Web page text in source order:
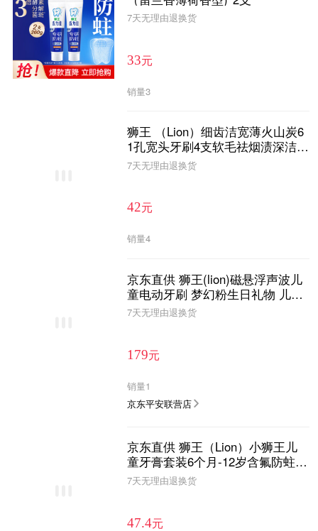
7天无理由退换货
33元
销量3
狮王 （Lion）细齿洁宽薄火山炭6
1孔宽头牙刷4支软毛祛烟渍深洁齿
缝男女适用
7天无理由退换货
42元
销量4
京东直供 狮王(lion)磁悬浮声波儿
童电动牙刷 梦幻粉生日礼物 儿童
礼物礼盒装
7天无理由退换货
179元
销量1
京东平安联营店
京东直供 狮王（Lion）小狮王儿
童牙膏套装6个月-12岁含氟防蛀宝
宝牙膏50g*3支
7天无理由退换货
47.4元